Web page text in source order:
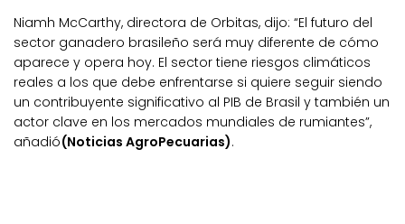
Niamh McCarthy, directora de Orbitas, dijo: “El futuro del
sector ganadero brasileño será muy diferente de cómo
aparece y opera hoy. El sector tiene riesgos climáticos
reales a los que debe enfrentarse si quiere seguir siendo
un contribuyente significativo al PIB de Brasil y también un
actor clave en los mercados mundiales de rumiantes”,
añadió(Noticias AgroPecuarias).